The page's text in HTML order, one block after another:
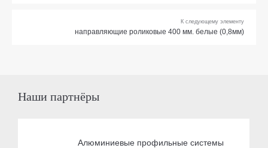
К следующему элементу
направляющие роликовые 400 мм. белые (0,8мм)
Наши партнёры
Алюминиевые профильные системы